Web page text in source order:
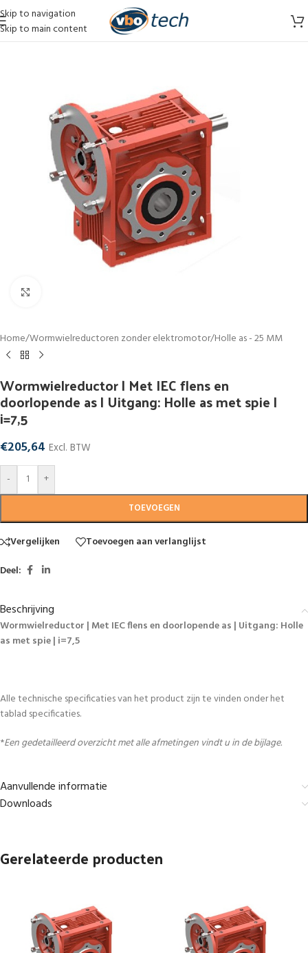
Skip to navigation
Skip to main content
Home/Wormwielreductoren zonder elektromotor/Holle as - 25 MM
Wormwielreductor | Met IEC flens en
doorlopende as | Uitgang: Holle as met spie |
i=7,5
€205,64 Excl. BTW
-
+
TOEVOEGEN
Vergelijken
Toevoegen aan verlanglijst
Deel:
Beschrijving
Wormwielreductor | Met IEC flens en doorlopende as | Uitgang: Holle
as met spie | i=7,5
Alle technische specificaties van het product zijn te vinden onder het
tablad specificaties.
*Een gedetailleerd overzicht met alle afmetingen vindt u in de bijlage.
Aanvullende informatie
Downloads
Gerelateerde producten